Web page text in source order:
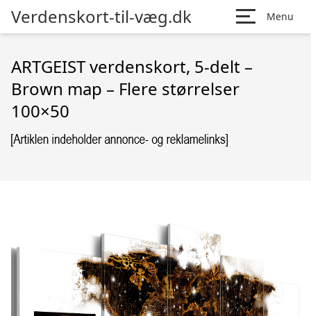
Verdenskort-til-væg.dk Menu
ARTGEIST verdenskort, 5-delt –
Brown map – Flere størrelser
100×50